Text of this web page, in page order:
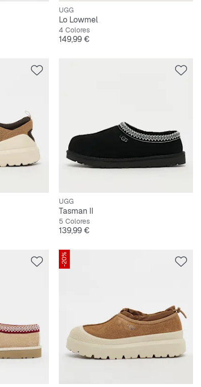
UGG
Lo Lowmel
4 Colores
Precio
149,99 €
UGG
Tasman II
5 Colores
Precio
139,99 €
-20%